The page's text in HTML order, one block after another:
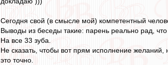
Сегодня свой (в смысле мой) компетентный
Выводы из беседы такие: парень реально рад,
На все 33 зуба.
Не сказать, чтобы вот прям исполнение желаний,
это точно.